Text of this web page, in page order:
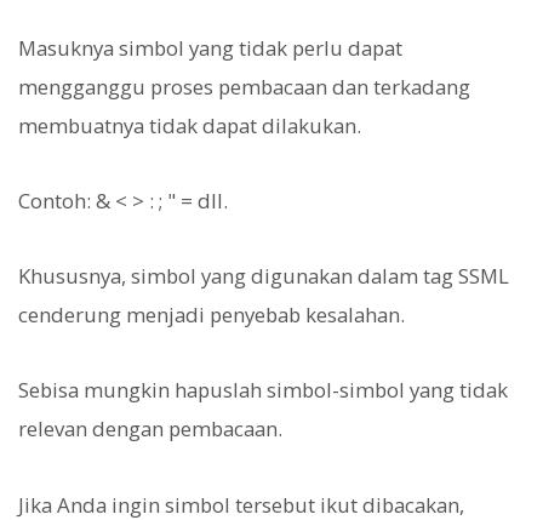
Masuknya simbol yang tidak perlu dapat
mengganggu proses pembacaan dan terkadang
membuatnya tidak dapat dilakukan.
Contoh: & < > : ; " = dll.
Khususnya, simbol yang digunakan dalam tag SSML
cenderung menjadi penyebab kesalahan.
Sebisa mungkin hapuslah simbol-simbol yang tidak
relevan dengan pembacaan.
Jika Anda ingin simbol tersebut ikut dibacakan,